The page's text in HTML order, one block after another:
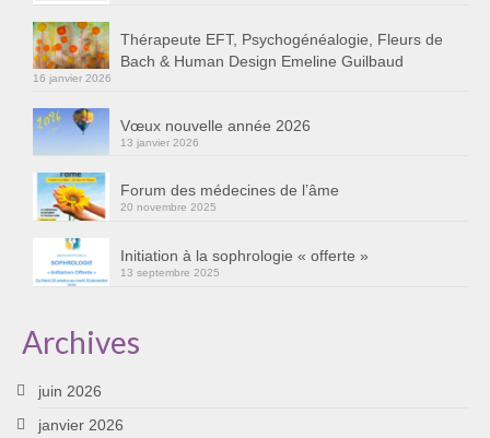
Thérapeute EFT, Psychogénéalogie, Fleurs de
Bach & Human Design Emeline Guilbaud
16 janvier 2026
Vœux nouvelle année 2026
13 janvier 2026
Forum des médecines de l’âme
20 novembre 2025
Initiation à la sophrologie « offerte »
13 septembre 2025
Archives
juin 2026
janvier 2026